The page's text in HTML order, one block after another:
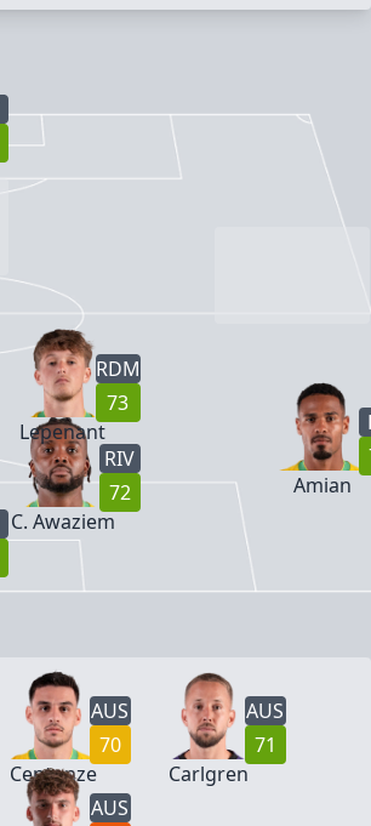
Amian
RIV
72
C. Awaziem
RDM
73
Lepenant
AUS
70
Centonze
AUS
71
Carlgren
AUS